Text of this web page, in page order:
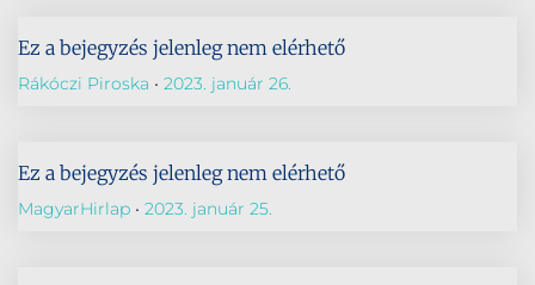
Ez a bejegyzés jelenleg nem elérhető
Rákóczi Piroska 2023. január 26.
Ez a bejegyzés jelenleg nem elérhető
MagyarHirlap 2023. január 25.